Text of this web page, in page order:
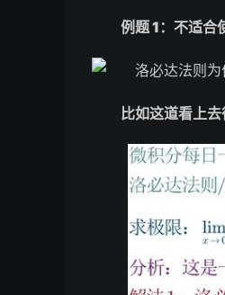
例题 1：不适合
比如这道看上